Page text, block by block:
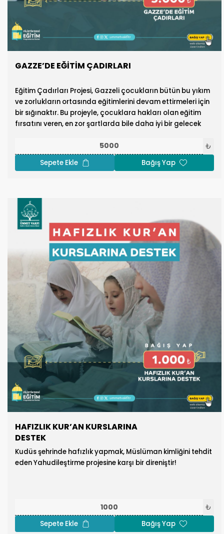
GAZZE’DE EĞİTİM ÇADIRLARI
Eğitim Çadırları Projesi, Gazzeli çocukların bütün bu yıkım
ve zorlukların ortasında eğitimlerini devam ettirmeleri için
bir sığınaktır. Bu projeyle, çocuklara hakları olan eğitim
fırsatını veren, en zor şartlarda bile daha iyi bir gelecek
bir eğitim ortamı sağlıyoruz.
₺
Sepete Ekle Bağış Yap
HAFIZLIK KUR’AN KURSLARINA
DESTEK
Kudüs şehrinde hafızlık yapmak, Müslüman kimliğini tehdit
eden Yahudileştirme projesine karşı bir direniştir!
₺
Sepete Ekle Bağış Yap